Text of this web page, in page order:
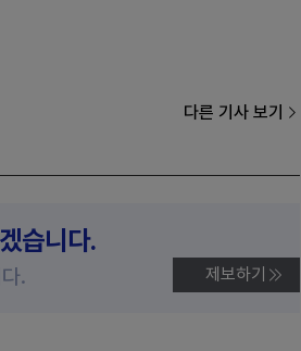
다른 기사 보기
습니다.
. 제보하기